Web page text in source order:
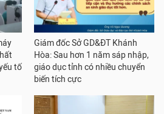
tố
Giám đốc Sở GD&ĐT Khánh
Hòa: Sau hơn 1 năm sáp nhập,
giáo dục tỉnh có nhiều chuyển
biến tích cực